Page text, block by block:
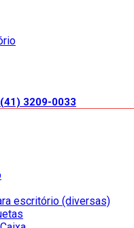
(41) 3209-0033
escritório (diversas)